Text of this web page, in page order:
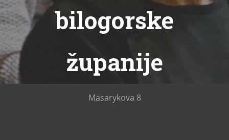
bilogorske
županije
Masarykova 8